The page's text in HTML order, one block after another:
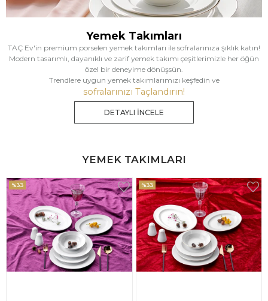
Yemek Takımları
TAÇ Ev'in premium porselen yemek takımları ile sofralarınıza şıklık katın!
Modern tasarımlı, dayanıklı ve zarif yemek takımı çeşitlerimizle her öğün
özel bir deneyime dönüşsün.
Trendlere uygun yemek takımlarımızı keşfedin ve
sofralarınızı Taçlandırın!
DETAYLI İNCELE
YEMEK TAKIMLARI
%33 %25